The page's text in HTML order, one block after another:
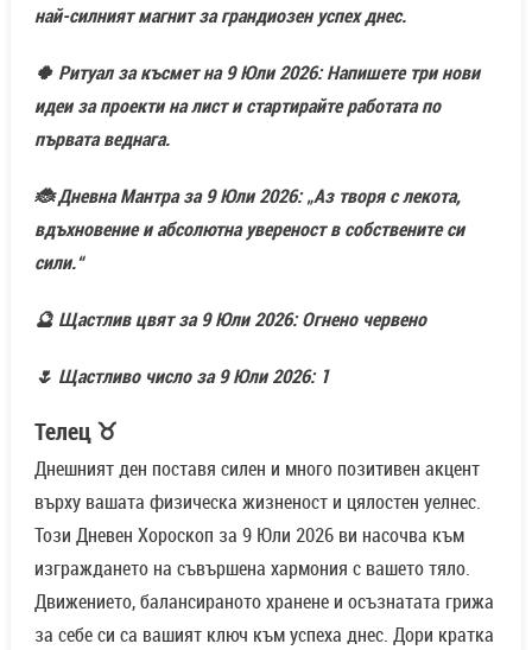
най-силният магнит за грандиозен успех днес.
🍀 Ритуал за късмет на 9 Юли 2026: Напишете три нови
идеи за проекти на лист и стартирайте работата по
първата веднага.
🐞 Дневна Мантра за 9 Юли 2026: „Аз творя с лекота,
вдъхновение и абсолютна увереност в собствените си
сили.“
🔮 Щастлив цвят за 9 Юли 2026: Огнено червено
🌷 Щастливо число за 9 Юли 2026: 1
Телец ♉
Днешният ден поставя силен и много позитивен акцент
върху вашата физическа жизненост и цялостен уелнес.
Този Дневен Хороскоп за 9 Юли 2026 ви насочва към
изграждането на съвършена хармония с вашето тяло.
Движението, балансираното хранене и осъзнатата грижа
за себе си са вашият ключ към успеха днес. Дори кратка